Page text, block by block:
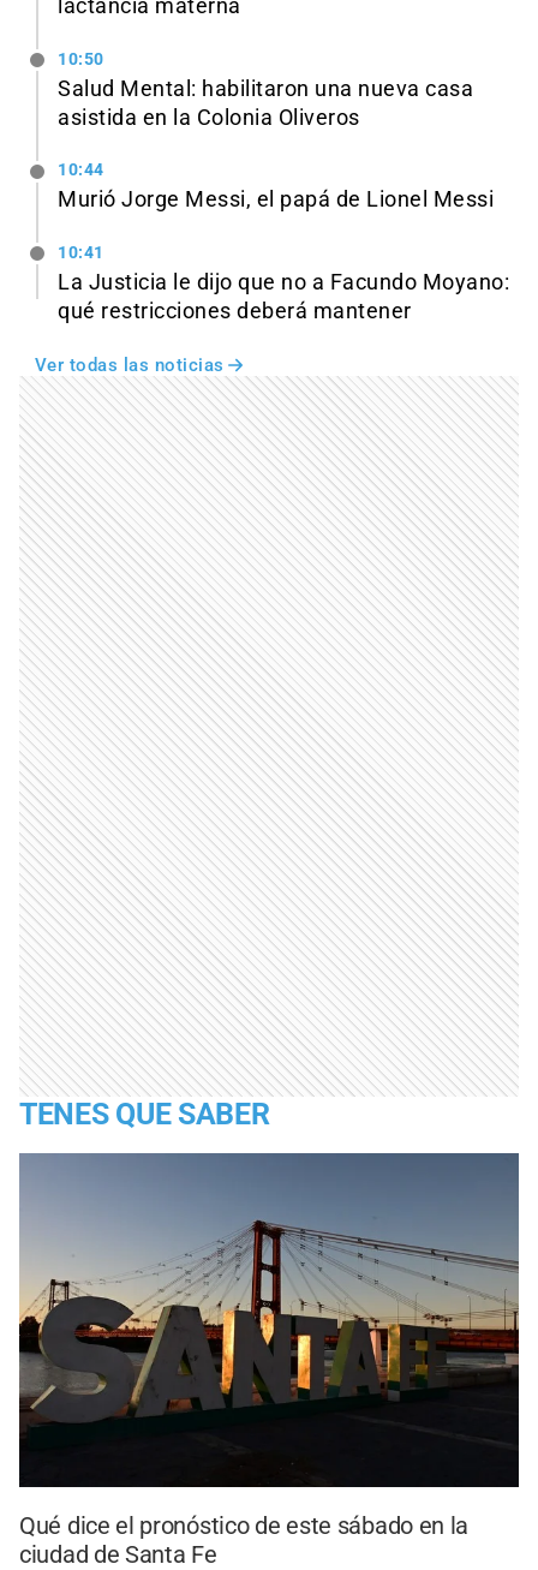
lactancia materna
10:50
Salud Mental: habilitaron una nueva casa
asistida en la Colonia Oliveros
10:44
Murió Jorge Messi, el papá de Lionel Messi
10:41
La Justicia le dijo que no a Facundo Moyano:
qué restricciones deberá mantener
Ver todas las noticias
TENES QUE SABER
Qué dice el pronóstico de este sábado en la
ciudad de Santa Fe